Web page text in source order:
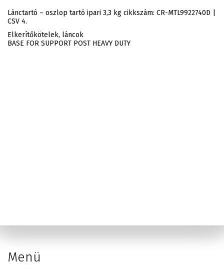
Lánctartó – oszlop tartó ipari 3,3 kg cikkszám: CR-MTL9922740D |
CSV 4.
Elkerítőkötelek, láncok
BASE FOR SUPPORT POST HEAVY DUTY
Menü